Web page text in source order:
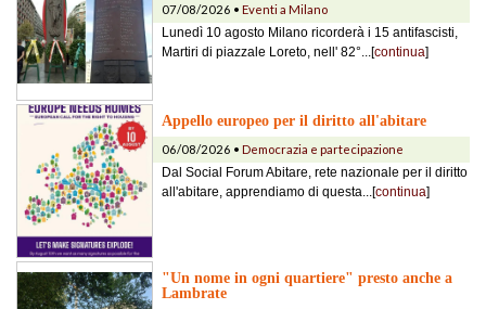
07/08/2026 • Eventi a Milano
Lunedì 10 agosto Milano ricorderà i 15 antifascisti,
Martiri di piazzale Loreto, nell' 82°...[continua]
Appello europeo per il diritto all'abitare
06/08/2026 • Democrazia e partecipazione
Dal Social Forum Abitare, rete nazionale per il diritto
all'abitare, apprendiamo di questa...[continua]
"Un nome in ogni quartiere" presto anche a
Lambrate